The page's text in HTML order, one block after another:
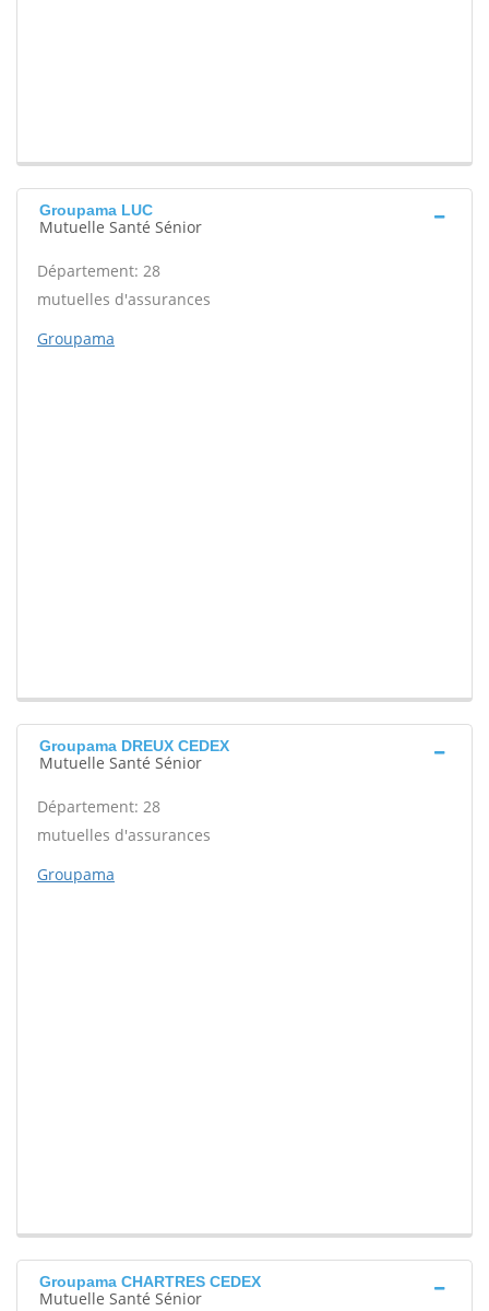
Groupama LUC
Mutuelle Santé Sénior
Département: 28
mutuelles d'assurances
Groupama
Groupama DREUX CEDEX
Mutuelle Santé Sénior
Département: 28
mutuelles d'assurances
Groupama
Groupama CHARTRES CEDEX
Mutuelle Santé Sénior